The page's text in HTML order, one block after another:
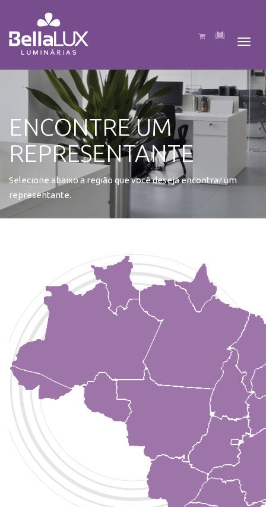
conteúdo
ENCONTRE UM
REPRESENTANTE
Selecione abaixo a região que você deseja encontrar um
representante.